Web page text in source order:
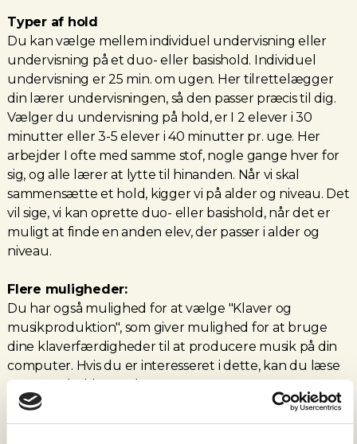
Typer af hold
Du kan vælge mellem individuel undervisning eller
undervisning på et duo- eller basishold. Individuel
undervisning er 25 min. om ugen. Her tilrettelægger
din lærer undervisningen, så den passer præcis til dig.
Vælger du undervisning på hold, er I 2 elever i 30
minutter eller 3-5 elever i 40 minutter pr. uge. Her
arbejder I ofte med samme stof, nogle gange hver for
sig, og alle lærer at lytte til hinanden. Når vi skal
sammensætte et hold, kigger vi på alder og niveau. Det
vil sige, vi kan oprette duo- eller basishold, når det er
muligt at finde en anden elev, der passer i alder og
niveau.
Flere muligheder:
Du har også mulighed for at vælge "Klaver og
musikproduktion", som giver mulighed for at bruge
dine klaverfærdigheder til at producere musik på din
computer. Hvis du er interesseret i dette, kan du læse
mere om holdet under "Instrument og sang".